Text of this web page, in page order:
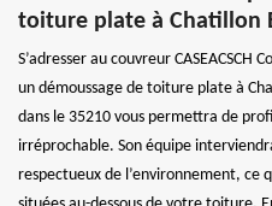
toiture plate à Chatillon
S’adresser au couvreur
un démoussage de toiture plate à
dans le 35210 vous permettra de
irréprochable. Son équipe
respectueux de l’environnement, ce